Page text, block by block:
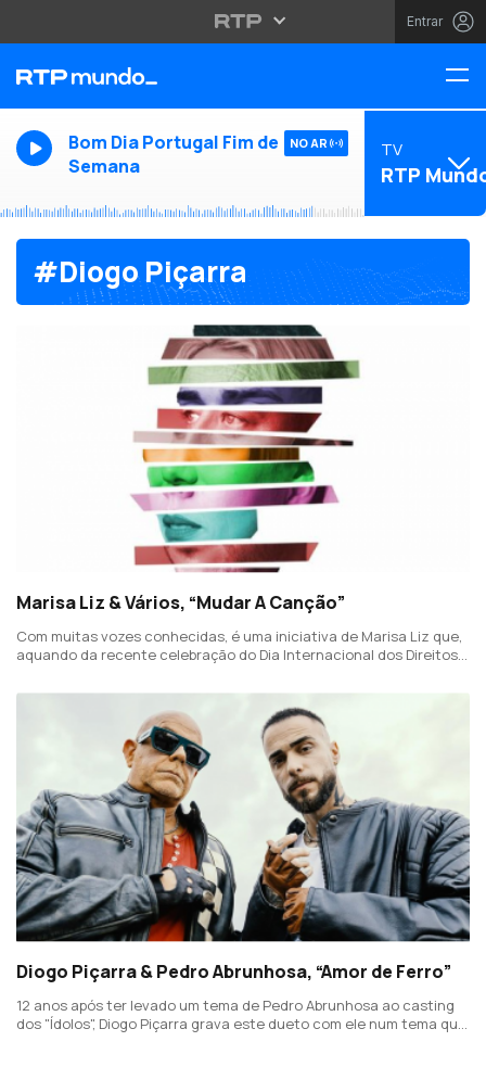
Entrar
Bom Dia Portugal Fim de
Semana
NO AR TV
RTP
#Diogo Piçarra
Marisa Liz & Vários, “Mudar A Canção”
Com muitas vozes conhecidas, é uma iniciativa de Marisa Liz que,
aquando da recente celebração do Dia Internacional dos Direitos
positiva e abrangente.
Diogo Piçarra & Pedro Abrunhosa, “Amor de Ferro”
12 anos após ter levado um tema de Pedro Abrunhosa ao casting
dos "Ídolos", Diogo Piçarra grava este dueto com ele num tema que